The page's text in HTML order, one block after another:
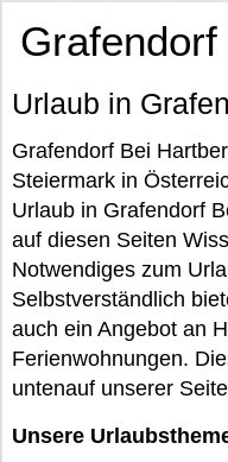
Urlaub in
Grafendorf Bei
Steiermark in
Urlaub in Grafendorf
auf diesen Seiten
Notwendiges zum
Selbstverständlich
auch ein Angebot an
Ferienwohnungen.
untenauf unserer
Unsere